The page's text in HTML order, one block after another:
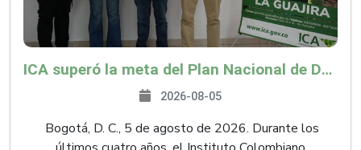
ICA superó la meta del Plan Nacional de Desarrollo y abrió 61 mercados internacionales
2026-08-05
Bogotá, D. C., 5 de agosto de 2026. Durante los